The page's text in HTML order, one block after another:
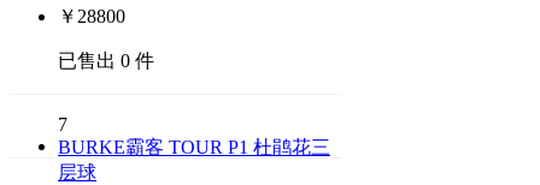
￥ 28800
已售出 0 件
7
BURKE霸客 TOUR P1 杜鹃花三
层球